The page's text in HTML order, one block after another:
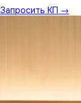
Запросить КП →